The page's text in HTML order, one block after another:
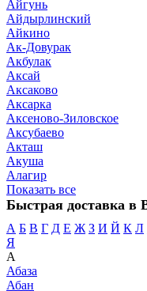
Айгунь
Айдырлинский
Айкино
Ак-Довурак
Акбулак
Аксай
Аксаково
Аксарка
Аксеново-Зиловское
Аксубаево
Акташ
Акуша
Алагир
Показать все
Быстрая доставка
А Б В Г Д Е Ж З И Й К Л
Я
А
Абаза
Абан